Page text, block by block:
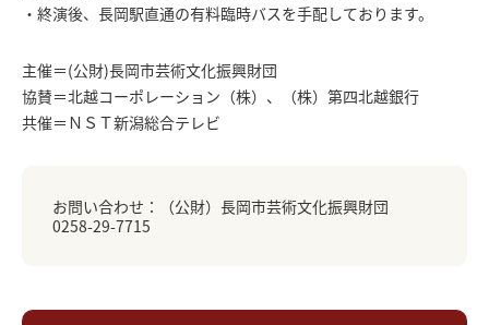
・終演後、長岡駅直通の有料臨時バスを手配しております。
主催＝(公財)長岡市芸術文化振興財団
協賛＝北越コーポレーション（株）、（株）第四北越銀行
共催＝ＮＳＴ新潟総合テレビ
お問い合わせ：（公財）長岡市芸術文化振興財団
0258-29-7715